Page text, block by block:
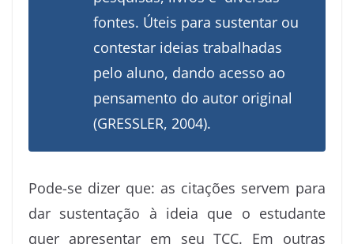
fontes. Úteis para sustentar ou
contestar ideias trabalhadas
pelo aluno, dando acesso ao
pensamento do autor original
(GRESSLER, 2004).
Pode-se dizer que: as citações servem para
dar sustentação à ideia que o estudante
quer apresentar em seu TCC. Em outras